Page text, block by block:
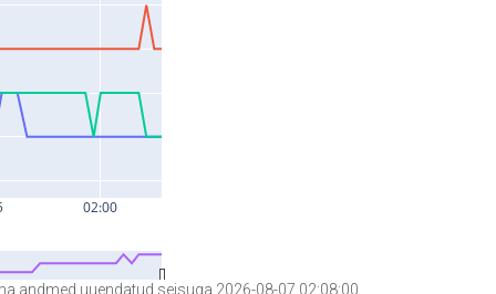
andmed uuendatud seisuga 2026-08-07 02:08:00